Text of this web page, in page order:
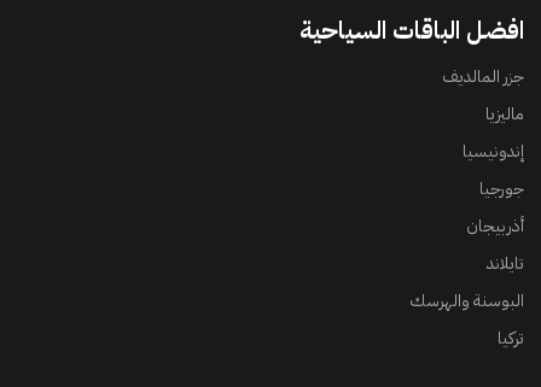
افضل الباقات السياحية
جزر المالديف
ماليزيا
إندونيسيا
جورجيا
أذربيجان
تايلاند
البوسنة والهرسك
تركيا